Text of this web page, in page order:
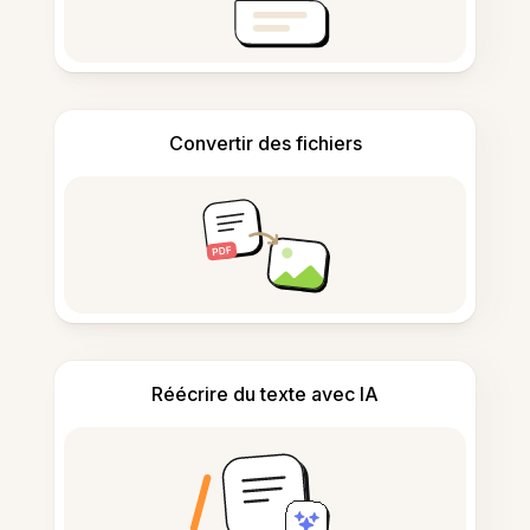
Convertir des fichiers
Réécrire du texte avec IA